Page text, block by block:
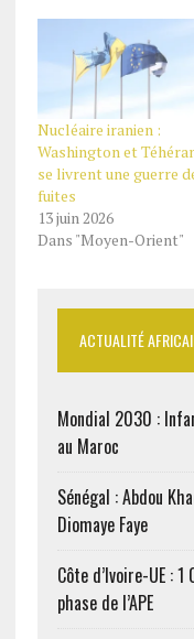
Nucléaire iranien :
Washington et
se livrent une guerre
fuites
13 juin 2026
Dans "Moyen-Orient"
ACTUALITÉ
Mondial 2030 :
au Maroc
Sénégal : Abdou
Diomaye Faye
Côte d’Ivoire-UE :
phase de l’APE